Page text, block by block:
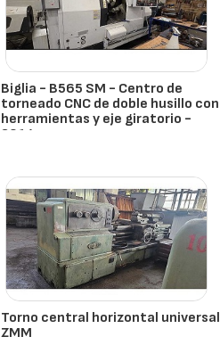
Biglia - B565 SM - Centro de
torneado CNC de doble husillo con
herramientas y eje giratorio -
2014
Torno central horizontal universal
ZMM